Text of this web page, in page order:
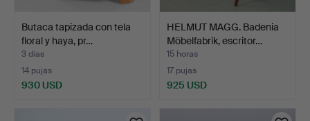
Butaca tapizada con tela
floral y haya, pr…
3 días
14 pujas
930 USD
HELMUT MAGG. Badenia
Möbelfabrik, escritor…
15 horas
17 pujas
925 USD